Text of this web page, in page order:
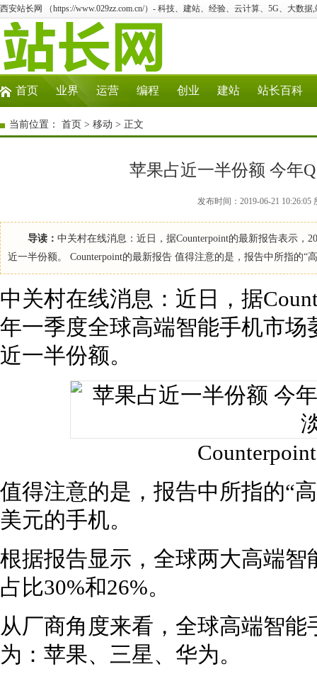
西安站长网 （https://www.029zz.com.cn/）- 科技、建站、经验、云计算、5G、大数据
首页 业界 运营 编程 创业 建站 站长百科
当前位置： 首页 > 移动 > 正文
苹果占近一半份额 今年
发布时间：2019-06-21
导读： 中关村在线消息：近日，据Counterpoint的最新报告表示，
近一半份额。 Counterpoint的最新报告 值得注意的是，报告中所指的
中关村在线消息：近日，据
年一季度全球高端智能手机市场
近一半份额。
值得注意的是，报告中所指的“
美元的手机。
根据报告显示，全球两大高端
占比30%和26%。
从厂商角度来看，全球高端智
为：苹果、三星、华为。